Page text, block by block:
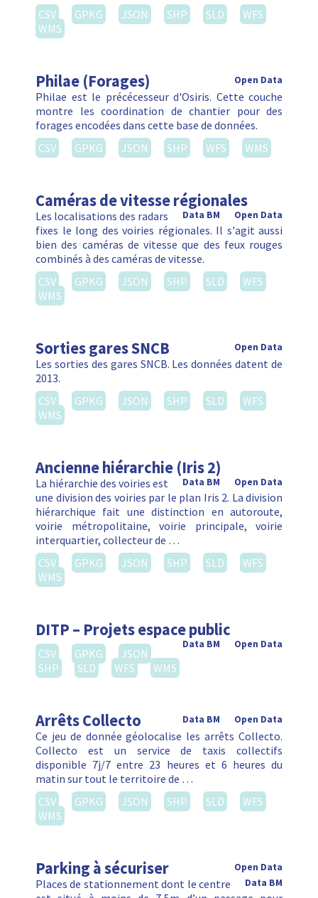
CSV
GPKG JSON SHP SLD
WFS
WMS
Philae (Forages) Open Data
Philae est le précécesseur d'Osiris. Cette couche
montre les coordination de chantier pour des
forages encodées dans cette base de données.
CSV
GPKG JSON SHP WFS WMS
Caméras de vitesse régionales
Open Data
Data BM
Les localisations des radars
fixes le long des voiries régionales. Il s'agit aussi
bien des caméras de vitesse que des feux rouges
combinés à des caméras de vitesse.
CSV
GPKG JSON SHP SLD
WFS
WMS
Sorties gares SNCB Open Data
Les sorties des gares SNCB. Les données datent de
2013.
CSV
GPKG JSON SHP SLD
WFS
WMS
Ancienne hiérarchie (Iris 2)
Open Data
Data BM
La hiérarchie des voiries est
une division des voiries par le plan Iris 2. La division
hiérarchique fait une distinction en autoroute,
voirie métropolitaine, voirie principale, voirie
interquartier, collecteur de …
CSV
GPKG JSON SHP SLD
WFS
WMS
DITP – Projets espace public
Open Data
Data BM
CSV GPKG
JSON
SHP
SLD WFS WMS
Arrêts Collecto Open Data
Data BM
Ce jeu de donnée géolocalise les arrêts Collecto.
Collecto est un service de taxis collectifs
disponible 7j/7 entre 23 heures et 6 heures du
matin sur tout le territoire de …
CSV
GPKG JSON SHP SLD
WFS
WMS
Parking à sécuriser
Open Data
Data BM
Places de stationnement dont le centre